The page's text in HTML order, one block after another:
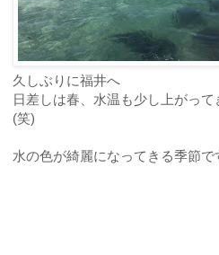
久しぶりに福井へ
日差しは春、水温も少し上がっ
(笑)
水の色が綺麗になってきる季節で